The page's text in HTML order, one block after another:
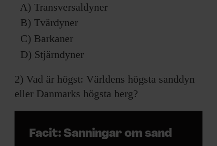
SHOP
KONTAKTA F&F
SKRIV I F&F
PRENUMERERA PÅ F&F
ANNONSERA I F&F
A) Transversaldyner
B) Tvärdyner
C) Barkaner
D) Stjärndyner
2) Vad är högst: Världens högsta sanddyn
eller Danmarks högsta berg?
Facit: Sanningar om sand